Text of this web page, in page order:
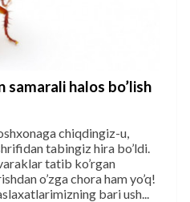
halos bo’lish
chiqdingiz-u,
tabingiz hira bo’ldi.
tatib ko’rgan
o’zga chora ham yo’q!
bari ush...